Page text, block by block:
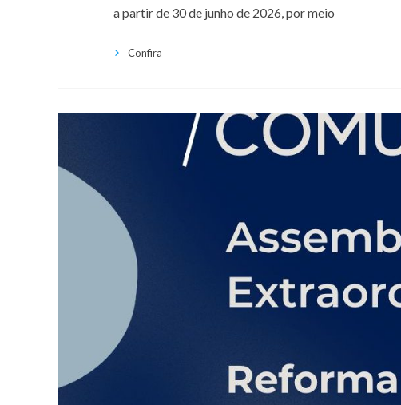
a partir de 30 de junho de 2026, por meio
Confira